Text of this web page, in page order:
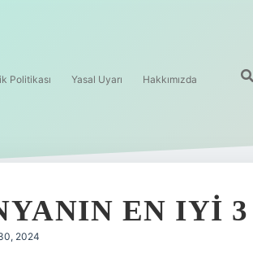
Politikası Yasal Uyarı Hakkımızda
EN IYI
2024